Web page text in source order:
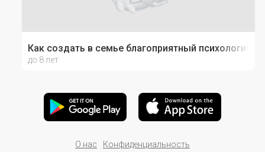
Как создать в семье благоприятный
до 8 лет
О нас
Конфиденциальность